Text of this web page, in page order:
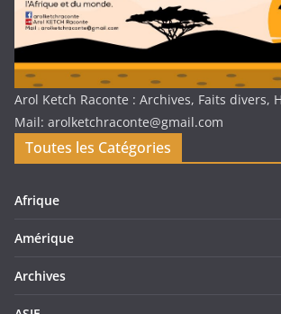
Arol Ketch Raconte : Archives, Faits divers,
Mail: arolketchraconte@gmail.com
Toutes les Catégories
Afrique
Amérique
Archives